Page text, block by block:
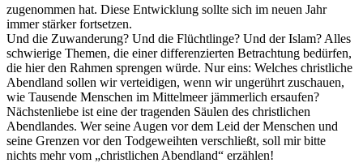
zugenommen hat. Diese Entwicklung sollte sich im neuen Jahr
immer stärker fortsetzen.
Und die Zuwanderung? Und die Flüchtlinge? Und der Islam? Alles
schwierige Themen, die einer differenzierten Betrachtung bedürfen,
die hier den Rahmen sprengen würde. Nur eins: Welches christliche
Abendland sollen wir verteidigen, wenn wir ungerührt zuschauen,
wie Tausende Menschen im Mittelmeer jämmerlich ersaufen?
Nächstenliebe ist eine der tragenden Säulen des christlichen
Abendlandes. Wer seine Augen vor dem Leid der Menschen und
seine Grenzen vor den Todgeweihten verschließt, soll mir bitte
nichts mehr vom „christlichen Abendland“ erzählen!